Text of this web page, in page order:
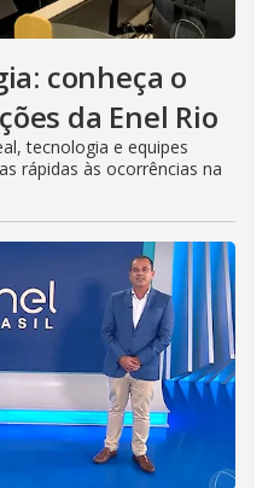
conheça o
da Enel Rio
tecnologia e equipes
rápidas às ocorrências na